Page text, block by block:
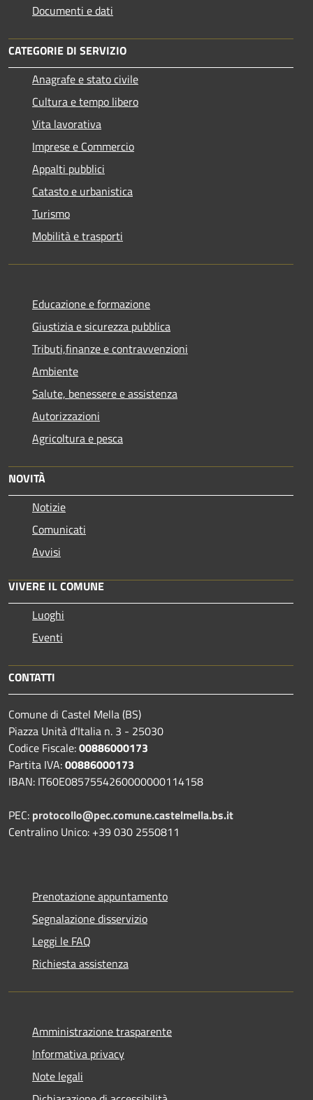
Documenti e dati
CATEGORIE DI SERVIZIO
Anagrafe e stato civile
Cultura e tempo libero
Vita lavorativa
Imprese e Commercio
Appalti pubblici
Catasto e urbanistica
Turismo
Mobilità e trasporti
Educazione e formazione
Giustizia e sicurezza pubblica
Tributi,finanze e contravvenzioni
Ambiente
Salute, benessere e assistenza
Autorizzazioni
Agricoltura e pesca
NOVITÀ
Notizie
Comunicati
Avvisi
VIVERE IL COMUNE
Luoghi
Eventi
CONTATTI
Comune di Castel Mella (BS)
Piazza Unità d'Italia n. 3 - 25030
Codice Fiscale:00886000173
Partita IVA:00886000173
IBAN: IT60E0857554260000000114158
PEC: protocollo@pec.comune.castelmella.bs.it
Centralino Unico: +39 030 2550811
Prenotazione appuntamento
Segnalazione disservizio
Leggi le FAQ
Richiesta assistenza
Amministrazione trasparente
Informativa privacy
Note legali